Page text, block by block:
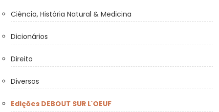
Ciência, História Natural & Medicina
Dicionários
Direito
Diversos
Edições DEBOUT SUR L'OEUF